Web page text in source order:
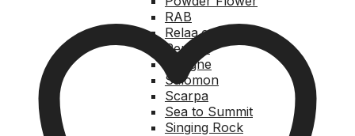
RAB
Relaa.com
Reusch
Rungne
Salomon
Scarpa
Sea to Summit
Singing Rock